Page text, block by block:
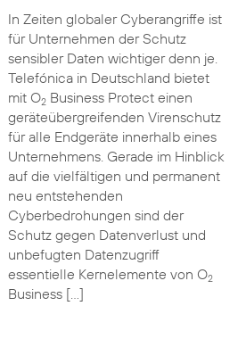
In Zeiten globaler Cyberangriffe ist
für Unternehmen der Schutz
sensibler Daten wichtiger denn je.
Telefónica in Deutschland bietet
mit O2Business Protect einen
geräteübergreifenden Virenschutz
für alle Endgeräte innerhalb eines
Unternehmens. Gerade im Hinblick
auf die vielfältigen und permanent
neu entstehenden
Cyberbedrohungen sind der
Schutz gegen Datenverlust und
unbefugten Datenzugriff
essentielle Kernelemente von O2
Business […]